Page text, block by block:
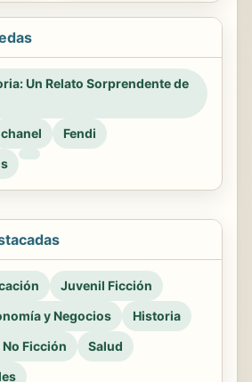
Un Relato Sorprendente de
chanel
Fendi
Juvenil Ficción
y Negocios
Historia
Ficción
Salud